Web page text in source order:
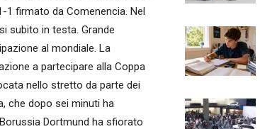
1 firmato da Comenencia. Nel
subito in testa. Grande
al mondiale. La
a partecipare alla Coppa
nello stretto da parte dei
che dopo sei minuti ha
Dortmund ha sfiorato